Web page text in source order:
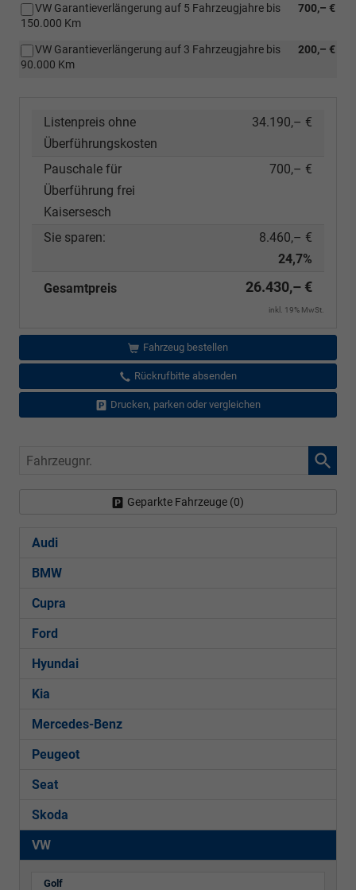
700,– €
VW Garantieverlängerung auf 5 Fahrzeugjahre bis
150.000 Km
200,– €
VW Garantieverlängerung auf 3 Fahrzeugjahre bis
90.000 Km
Listenpreis ohne
Überführungskosten
34.190,– €
Pauschale für
Überführung frei
Kaisersesch
700,– €
Sie sparen:
8.460,– €
24,7%
Gesamtpreis
26.430,– €
inkl. 19% MwSt.
Fahrzeug bestellen
Rückrufbitte absenden
Drucken, parken oder vergleichen
Fahrzeugnr.
Geparkte Fahrzeuge (0)
Audi
BMW
Cupra
Ford
Hyundai
Kia
Mercedes-Benz
Peugeot
Seat
Skoda
VW
Golf